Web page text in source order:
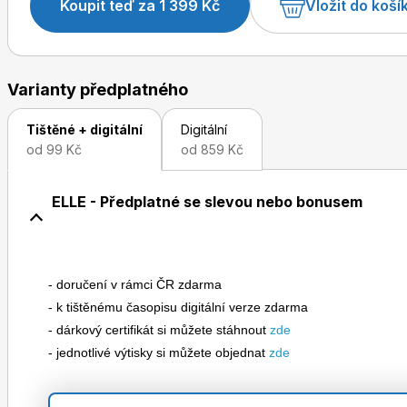
Koupit teď za 1 399 Kč Vložit do
Varianty předplatného
Tištěné + digitální
od 99 Kč
Digitální
od 859 Kč
ELLE - Předplatné se slevou nebo bonusem
- doručení v rámci ČR zdarma
- k tištěnému časopisu digitální verze zdarma
- dárkový certifikát si můžete stáhnout zde
- jednotlivé výtisky si můžete objednat zde